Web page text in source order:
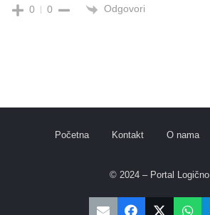
0 0 Odgovori
Početna Kontakt O nama
© 2024 – Portal Logično